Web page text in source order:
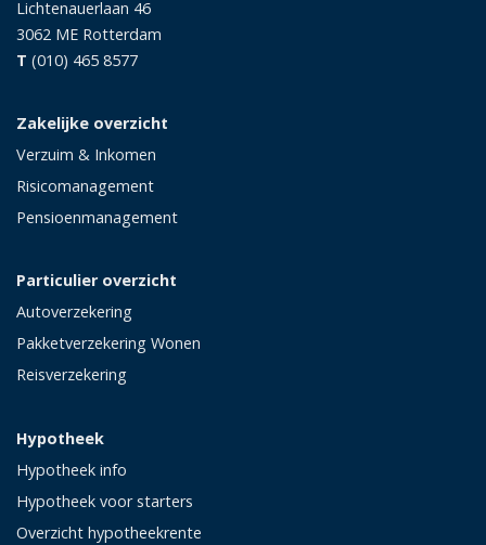
Lichtenauerlaan 46
3062 ME Rotterdam
T (010) 465 8577
Zakelijke overzicht
Verzuim & Inkomen
Risicomanagement
Pensioenmanagement
Particulier overzicht
Autoverzekering
Pakketverzekering Wonen
Reisverzekering
Hypotheek
Hypotheek info
Hypotheek voor starters
Overzicht hypotheekrente